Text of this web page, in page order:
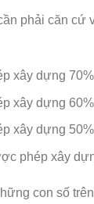
phải căn
xây dựng
xây dựng
xây dựng
phép xây
con số